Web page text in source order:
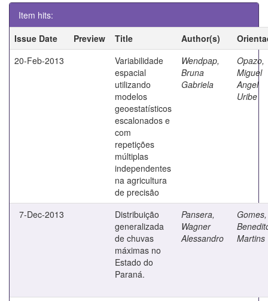
Item hits:
Issue Date
Preview Title Author(s)
20-Feb-2013
Variabilidade
espacial
utilizando
modelos
geoestatísticos
escalonados e
com
repetições
múltiplas
independentes
na agricultura
de precisão
Wendpap,
Bruna
Gabriela
Opazo,
Miguel
Angel
Uribe
7-Dec-2013
Distribuição
generalizada
de chuvas
máximas no
Estado do
Paraná.
Pansera,
Wagner
Alessandro
Gomes,
Martins